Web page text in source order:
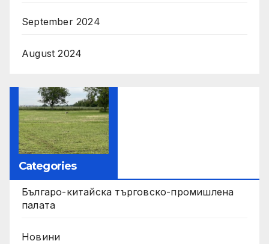
September 2024
August 2024
Categories
Българо-китайска търговско-промишлена
палата
Новини